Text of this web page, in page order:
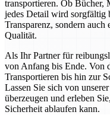
transportieren. Ob Bücher,
jedes Detail wird sorgfältig
Transparenz, sondern
Qualität.
Als Ihr Partner für
von Anfang bis Ende. Von
Transportieren bis hin zur
Lassen Sie sich von
überzeugen und erleben
Sicherheit ablaufen kann.